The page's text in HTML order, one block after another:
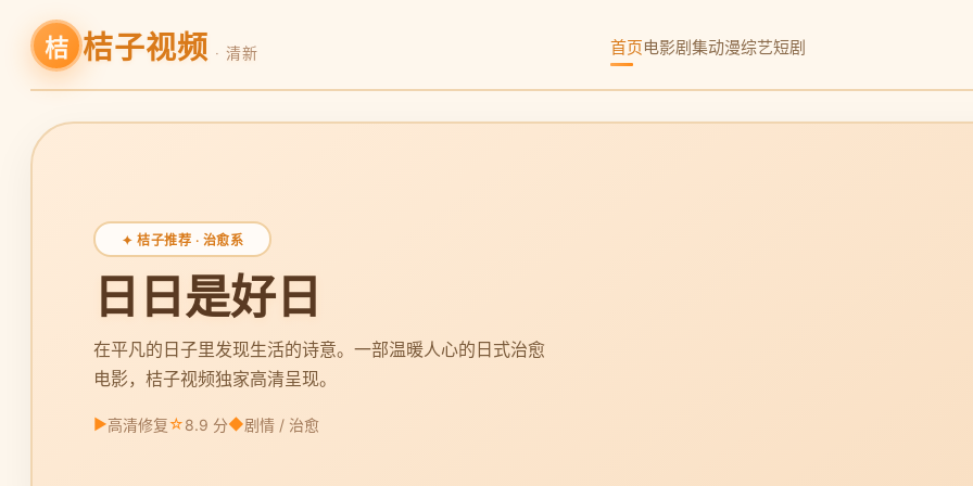
桔 桔子视频 · 清新 首页电影剧集动漫综艺短剧
✦ 桔子推荐 · 治愈系
日日是好日
在平凡的日子里发现生活的诗意。一部温暖人心的日式治愈
电影，桔子视频独家高清呈现。
▶高清修复☆8.9 分◆剧情 / 治愈